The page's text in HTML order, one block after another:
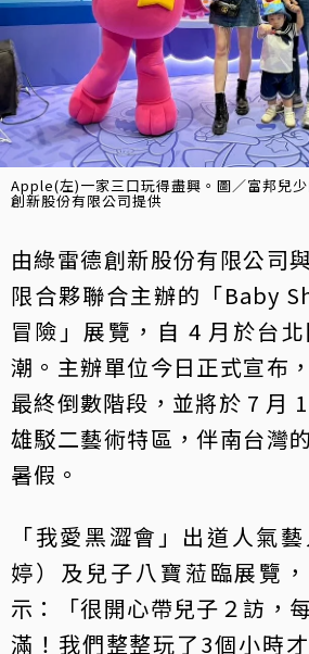
Apple(左)一家三口玩得盡興。圖／富邦兒
創新股份有限公司提供
由綠雷德創新股份有限公司
限合夥聯合主辦的「Baby
冒險」展覽，自 4 月於台
潮。主辦單位今日正式宣布
最終倒數階段，並將於 7 月
雄駁二藝術特區，伴南台灣
暑假。
「我愛黑澀會」出道人氣
婷）及兒子八寶蒞臨展覽
示：「很開心帶兒子２訪，
滿！我們整整玩了3個小時